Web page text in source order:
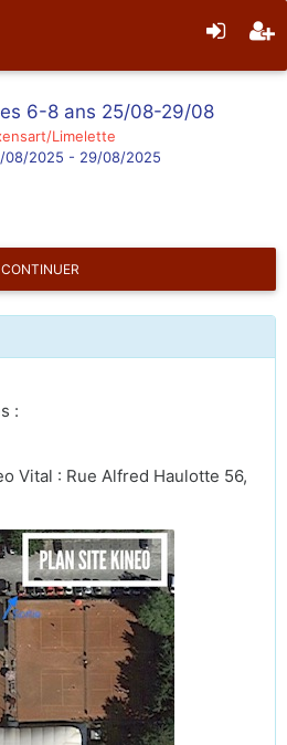
6-8 ans 25/08-29/08
Limelette
08/2025 - 29/08/2025
CONTINUER
:
Vital : Rue Alfred Haulotte 56,